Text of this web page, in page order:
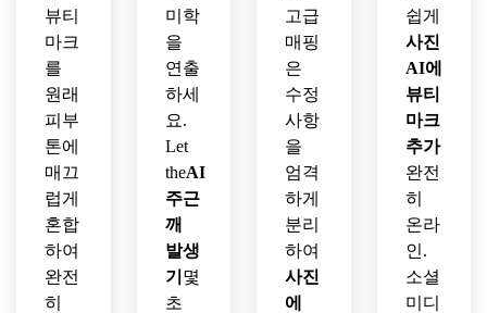
뷰티
마크
를
원래
피부
톤에
매끄
럽게
혼합
하여
완전
히
미학
을
연출
하세
요.
Let
theAI
주근
깨
발생
기 몇
초
고급
매핑
은
수정
사항
을
엄격
하게
분리
하여
사진
에
쉽게
사진
AI에
뷰티
마크
추가
완전
히
온라
인.
소셜
미디